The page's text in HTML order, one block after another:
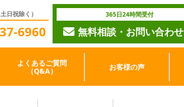
日祝除く）
6960
365日24時間受付
無料相談・お問い合わせ
よくあるご質問
（Q&A）
お客様の声